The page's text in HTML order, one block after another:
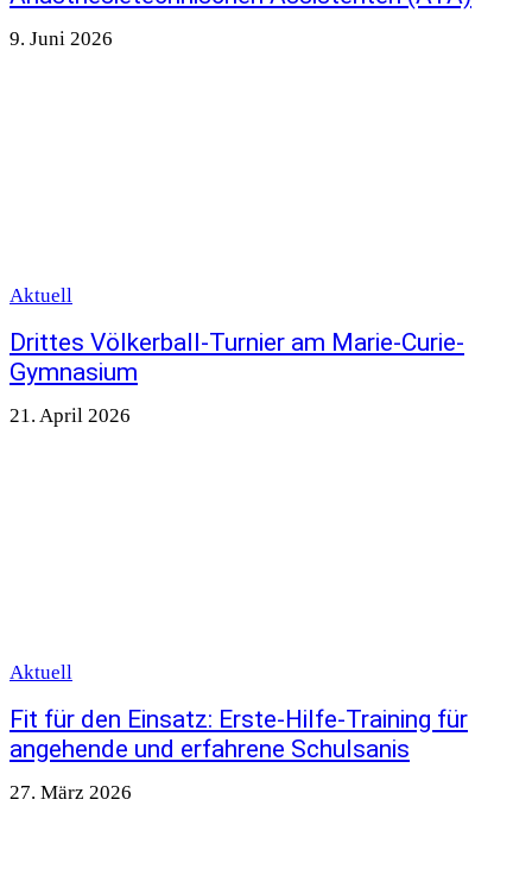
9. Juni 2026
Aktuell
Drittes Völkerball-Turnier am Marie-Curie-
Gymnasium
21. April 2026
Aktuell
Fit für den Einsatz: Erste-Hilfe-Training für
angehende und erfahrene Schulsanis
27. März 2026